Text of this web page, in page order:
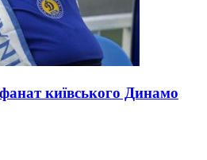
київського Динамо